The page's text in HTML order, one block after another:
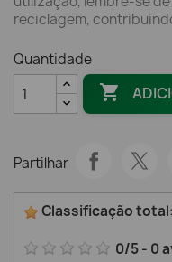
reciclagem,
Quantidade

Partilhar
Classificação total:
0/5- 0